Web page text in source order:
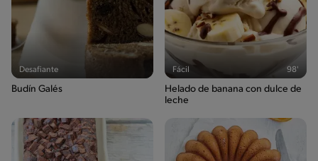
Desafiante
Budín Galés
Fácil 98'
Helado de banana con dulce de
leche